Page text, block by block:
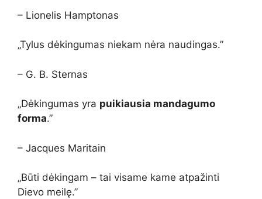
– Lionelis Hamptonas
„Tylus dėkingumas niekam nėra naudingas.”
– G. B. Sternas
„Dėkingumas yra puikiausia mandagumo
forma.”
– Jacques Maritain
„Būti dėkingam – tai visame kame atpažinti
Dievo meilę.”